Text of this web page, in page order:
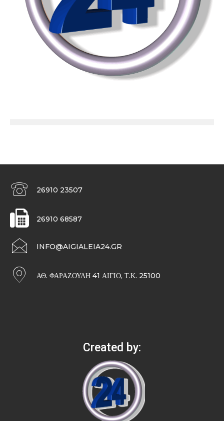
26910 23507
26910 68587
INFO@AIGIALEIA24.GR
ΑΘ. ΦΑΡΑΖΟΥΛΉ 41 ΑΊΓΙΟ, Τ.Κ. 25100
Created by: